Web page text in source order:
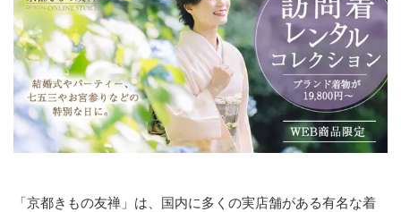
「京都きもの友禅」は、国内に多くの実店舗がある有名な着